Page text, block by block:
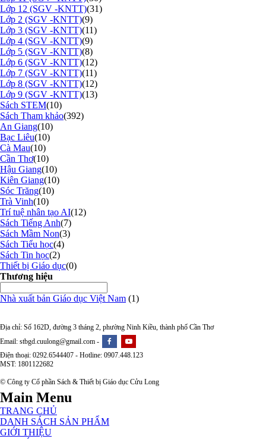
Lớp 12 (SGV -KNTT)(31)
Lớp 2 (SGV -KNTT)(9)
Lớp 3 (SGV -KNTT)(11)
Lớp 4 (SGV -KNTT)(9)
Lớp 5 (SGV -KNTT)(8)
Lớp 6 (SGV -KNTT)(12)
Lớp 7 (SGV -KNTT)(11)
Lớp 8 (SGV -KNTT)(12)
Lớp 9 (SGV -KNTT)(13)
Sách STEM(10)
Sách Tham khảo(392)
An Giang(10)
Bạc Liêu(10)
Cà Mau(10)
Cần Thơ(10)
Hậu Giang(10)
Kiên Giang(10)
Sóc Trăng(10)
Trà Vinh(10)
Trí tuệ nhân tạo AI(12)
Sách Tiếng Anh(7)
Sách Mầm Non(3)
Sách Tiểu học(4)
Sách Tin học(2)
Thiết bị Giáo dục(0)
Thương hiệu
Nhà xuất bản Giáo dục Việt Nam (1)
Địa chỉ: Số 162D, đường 3 tháng 2, phường Ninh Kiều, thành phố Cần Thơ
Email: stbgd.cuulong@gmail.com -
Điện thoại: 0292.6544407 - Hotline: 0907.448.123
MST: 1801122682
© Công ty Cổ phần Sách & Thiết bị Giáo dục Cửu Long
Main Menu
TRANG CHỦ
DANH SÁCH SẢN PHẨM
GIỚI THIỆU